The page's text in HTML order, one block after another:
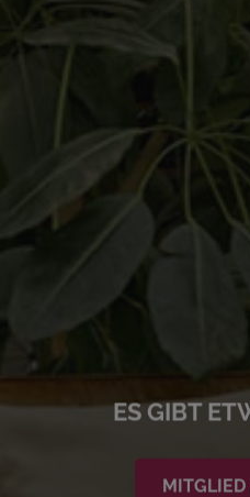
ES GIBT